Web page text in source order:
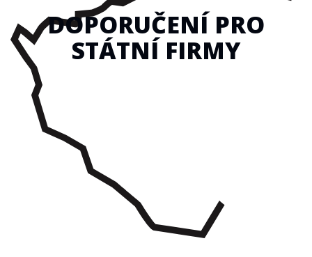
DOPORUČENÍ PRO
STÁTNÍ FIRMY